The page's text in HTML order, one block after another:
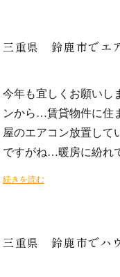
三重県 鈴鹿市でエ
今年も宜しくお願いし
ンから…賃貸物件に住
屋のエアコン放置して
ですがね…暖房に紛れ
続きを読む
三重県 鈴鹿市でハ